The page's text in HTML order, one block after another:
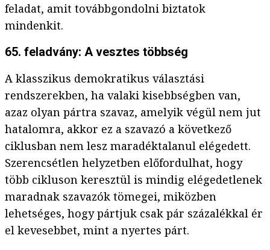
feladat, amit továbbgondolni biztatok
mindenkit.
65. feladvány: A vesztes többség
A klasszikus demokratikus választási
rendszerekben, ha valaki kisebbségben van,
azaz olyan pártra szavaz, amelyik végül nem jut
hatalomra, akkor ez a szavazó a következő
ciklusban nem lesz maradéktalanul elégedett.
Szerencsétlen helyzetben előfordulhat, hogy
több cikluson keresztül is mindig elégedetlenek
maradnak szavazók tömegei, miközben
lehetséges, hogy pártjuk csak pár százalékkal ér
el kevesebbet, mint a nyertes párt.